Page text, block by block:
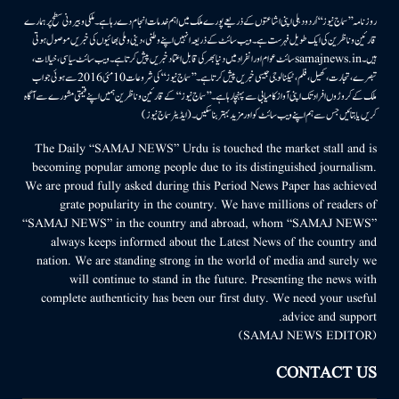
روزنامہ ’’سماج نیوز‘‘ اُردو دہلی اپنی اشاعتوں کے ذریعے پورے ملک میں اہم خدمات انجام دے رہا ہے۔ ملکی وبیرونی سطح پر ہمارے
قارئین وناظرین کی ایک طویل فہرست ہے۔ ویب سائٹ کے ذریعہ انہیں اپنے وطنی، دینی وملی بھائیوں کی خبریں موصول ہوتی
ہیں۔samajnews.inسائٹ عوام اور انفراد میں دنیا بھر کی قابل اعتماد خبریں پیش کرتا ہے۔ ویب سائٹ سیاسی، خیالات،
تبصرے، تجارت، کھیل، فلم، ٹیکنالوجی جیسی خبریں پیش کرتا ہے۔ ’’سماج نیوز‘‘ کی شروعات 10مئی 2016 سے ہوئی جو اب
ملک کے کروڑوں افراد تک اپنی آواز کامیابی سے پہنچا رہا ہے۔ ’’سماج نیوز‘‘ کے قارئین وناظرین ہمیں اپنے قیمتی مشورے سے آگاہ
کریں یا بتائیں جس سے ہم اپنے ویب سائٹ کو اور مزید بہتر بناسکیں۔ (ایڈیٹر سماج نیوز)
The Daily “SAMAJ NEWS” Urdu is touched the market stall and is
becoming popular among people due to its distinguished journalism.
We are proud fully asked during this Period News Paper has achieved
grate popularity in the country. We have millions of readers of
“SAMAJ NEWS” in the country and abroad, whom “SAMAJ NEWS”
always keeps informed about the Latest News of the country and
nation. We are standing strong in the world of media and surely we
will continue to stand in the future. Presenting the news with
complete authenticity has been our first duty. We need your useful
advice and support.
(SAMAJ NEWS EDITOR)
CONTACT US